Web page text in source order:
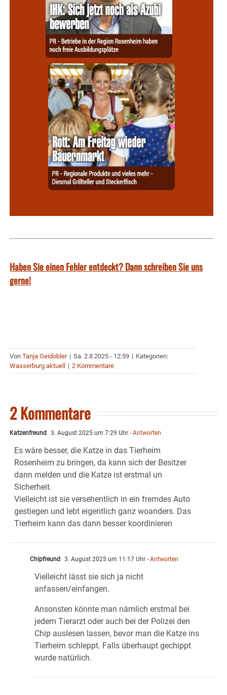
Haben Sie einen Fehler entdeckt? Dann schreiben Sie uns
gerne!
Von Tanja Geidobler | Sa. 2.8.2025 - 12:59 | Kategorien:
Wasserburg aktuell
| 2 Kommentare
2 Kommentare
Katzenfreund 3. August 2025 um 7:29 Uhr - Antworten
Es wäre besser, die Katze in das Tierheim
Rosenheim zu bringen, da kann sich der Besitzer
dann melden und die Katze ist erstmal un
Sicherheit.
Vielleicht ist sie versehentlich in ein fremdes Auto
gestiegen und lebt eigentlich ganz woanders. Das
Tierheim kann das dann besser koordinieren
Chipfreund 3. August 2025 um 11:17 Uhr - Antworten
Vielleicht lässt sie sich ja nicht
anfassen/einfangen.
Ansonsten könnte man nämlich erstmal bei
jedem Tierarzt oder auch bei der Polizei den
Chip auslesen lassen, bevor man die Katze ins
Tierheim schleppt. Falls überhaupt gechippt
wurde natürlich.